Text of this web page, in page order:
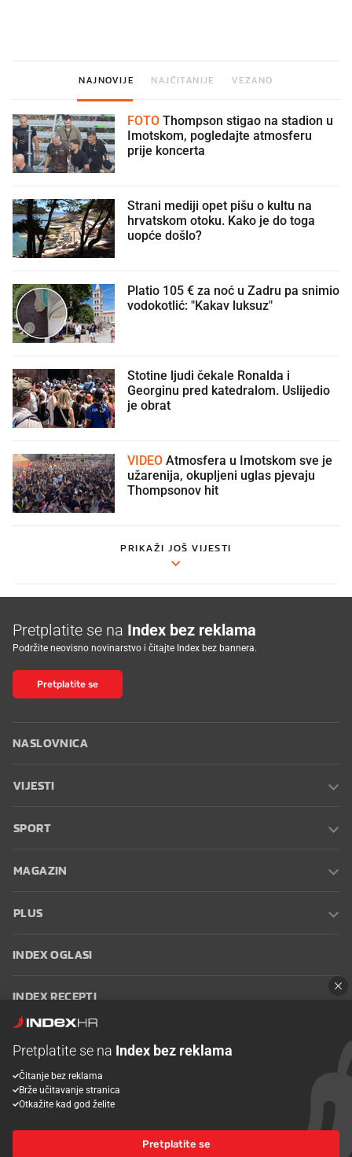
NAJNOVIJE NAJČITANIJE VEZANO
FOTO
Imotskom, pogledajte atmosferu
prije koncerta
Strani mediji opet pišu o kultu na
hrvatskom otoku. Kako je do toga
uopće došlo?
Platio 105 € za noć u Zadru pa snimio
vodokotlić: "Kakav luksuz"
Stotine ljudi čekale Ronalda i
Georginu pred katedralom. Uslijedio
je obrat
VIDEO
užarenija, okupljeni uglas pjevaju
Thompsonov hit
PRIKAŽI JOŠ VIJESTI
Pretplatite se na Index bez reklama
Podržite neovisno novinarstvo i čitajte Index bez bannera.
Pretplatite se
NASLOVNICA
VIJESTI
SPORT
MAGAZIN
PLUS
INDEX OGLASI
INDEX RECEPTI
Oglašavanje Zaposli se na Indexu
korištenja
Postavke kolačića
Pretplatite se na Index bez reklama
Čitanje bez reklama
Brže učitavanje stranica
Otkažite kad god želite
Pretplatite se